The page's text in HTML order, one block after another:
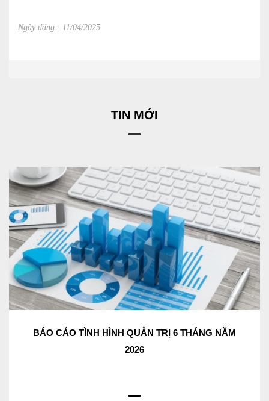
Tin hoạt động
Ngày đăng : 11/04/2025
TIN MỚI
BÁO CÁO TÌNH HÌNH QUẢN TRỊ 6 THÁNG NĂM
2026